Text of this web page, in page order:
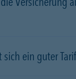
ein guter